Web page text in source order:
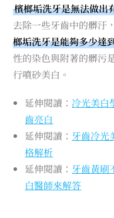
檳榔垢洗牙是無法做出
去除一些牙齒中的髒汙
榔垢洗牙是能夠多少達
性的染色與附著的髒污
行噴砂美白。
延伸閱讀： 冷光美白
齒亮白
延伸閱讀： 牙齒冷光
格解析
延伸閱讀： 牙齒黃刷
白醫師來解答